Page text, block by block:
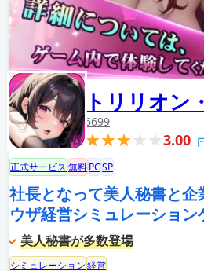
トリリオン
6699
3.00
正式サービス無料PCSP
社長となって美人秘書と
ウザ経営シミュレーション
美人秘書が多数登場
シミュレーション経営